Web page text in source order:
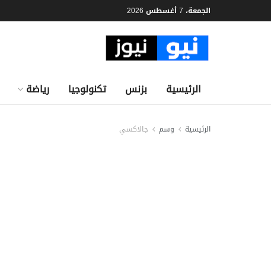
الجمعة، 7 أغسطس 2026
الرئيسية بزنس تكنولوجيا رياضة
الرئيسية وسم جالاكسي